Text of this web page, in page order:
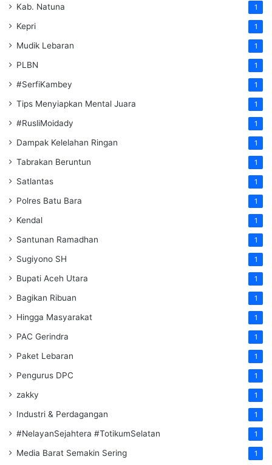
Kab. Natuna 1
Kepri 1
Mudik Lebaran 1
PLBN 1
#SerfiKambey 1
Tips Menyiapkan Mental Juara 1
#RusliMoidady 1
Dampak Kelelahan Ringan 1
Tabrakan Beruntun 1
Satlantas 1
Polres Batu Bara 1
Kendal 1
Santunan Ramadhan 1
Sugiyono SH 1
Bupati Aceh Utara 1
Bagikan Ribuan 1
Hingga Masyarakat 1
PAC Gerindra 1
Paket Lebaran 1
Pengurus DPC 1
zakky 1
Industri & Perdagangan 1
#NelayanSejahtera #TotikumSelatan 1
Media Barat Semakin Sering 1